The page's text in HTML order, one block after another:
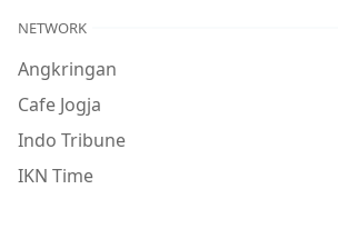
NETWORK
Angkringan
Cafe Jogja
Indo Tribune
IKN Time